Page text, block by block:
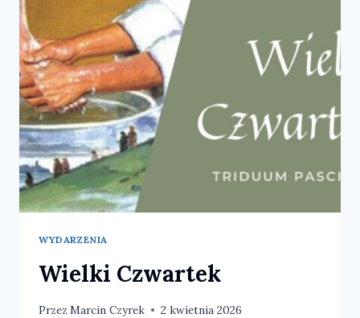
WYDARZENIA
Wielki Czwartek
Przez Marcin Czyrek 2 kwietnia 2026